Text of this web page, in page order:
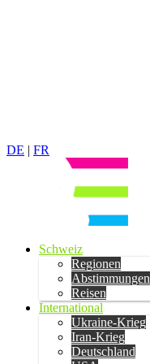
DE | FR
Schweiz
Regionen
Abstimmungen
Reisen
International
Ukraine-Krieg
Iran-Krieg
Deutschland